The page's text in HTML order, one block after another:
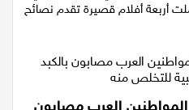
خاصة في المجتمع العربي
أربعة أفلام قصيرة تقدم نصائح